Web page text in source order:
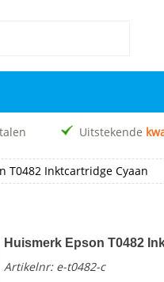
Uitstekende
T0482 Inktcartridge Cyaan
Huismerk Epson T0482
Artikelnr: e-t0482-c